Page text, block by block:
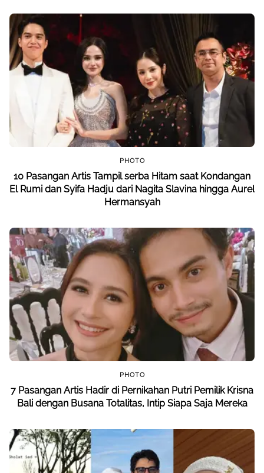
PHOTO
10 Pasangan Artis Tampil serba Hitam saat Kondangan
El Rumi dan Syifa Hadju dari Nagita Slavina hingga Aurel
Hermansyah
PHOTO
7 Pasangan Artis Hadir di Pernikahan Putri Pemilik Krisna
Bali dengan Busana Totalitas, Intip Siapa Saja Mereka